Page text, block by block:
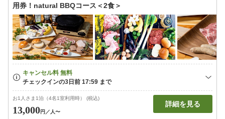
用券！natural BBQコース＜2食＞
お1人さま1泊（4名1室利用時） (税込)
13,000円 ／人〜
詳細を見る